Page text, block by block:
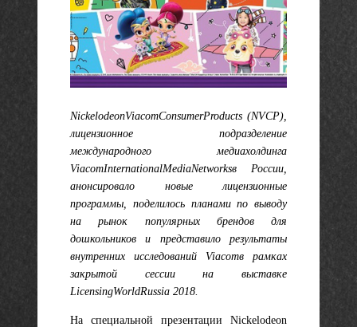
NickelodeonViacomConsumerProducts (NVCP),
лицензионное подразделение
международного медиахолдинга
ViacomInternationalMediaNetworksв России,
анонсировало новые лицензионные
программы, поделилось планами по выводу
на рынок популярных брендов для
дошкольников и представило результаты
внутренних исследований Viacomв рамках
закрытой сессии на выставке
LicensingWorldRussia 2018.
На специальной презентации Nickelodeon